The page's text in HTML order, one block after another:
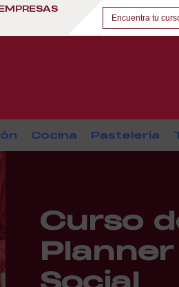
Cocina Pastelería
Curso
Social